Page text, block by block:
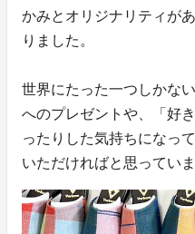
かみとオリジナリティが
りました。
世界にたった一つしかな
へのプレゼントや、「好
ったりした気持ちになっ
いただければと思っていま